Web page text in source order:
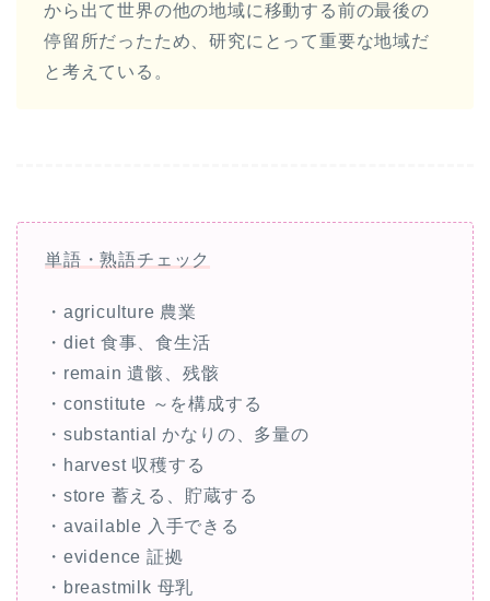
から出て世界の他の地域に移動する前の最後の
停留所だったため、研究にとって重要な地域だ
と考えている。
単語・熟語チェック
・agriculture 農業
・diet 食事、食生活
・remain 遺骸、残骸
・constitute ～を構成する
・substantial かなりの、多量の
・harvest 収穫する
・store 蓄える、貯蔵する
・available 入手できる
・evidence 証拠
・breastmilk 母乳